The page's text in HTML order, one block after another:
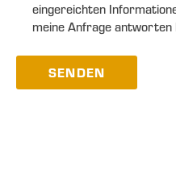
eingereichten
meine Anfrage antworten
SENDEN